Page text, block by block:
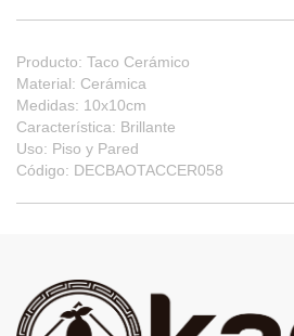
Producto: Taco Cerámico
Material: Cerámica
Medidas: 10x10cm
Característica: Brillante
Uso: Piso y Pared
Código: DECBAOTACCER058